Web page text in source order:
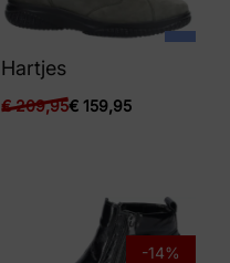
Hartjes
€209,95€159,95
-14%